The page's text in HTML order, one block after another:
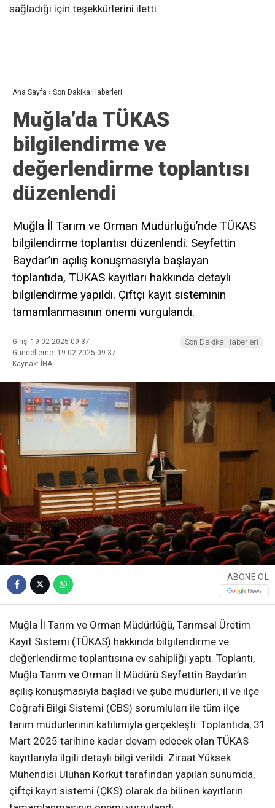
sağladığı için teşekkürlerini iletti.
Ana Sayfa › Son Dakika Haberleri
Muğla’da TÜKAS
bilgilendirme ve
değerlendirme toplantısı
düzenlendi
Muğla İl Tarım ve Orman Müdürlüğü’nde TÜKAS
bilgilendirme toplantısı düzenlendi. Seyfettin
Baydar’ın açılış konuşmasıyla başlayan
toplantıda, TÜKAS kayıtları hakkında detaylı
bilgilendirme yapıldı. Çiftçi kayıt sisteminin
tamamlanmasının önemi vurgulandı.
Giriş: 19-02-2025 09:37
Güncelleme: 19-02-2025 09:37
Kaynak: İHA
Son Dakika Haberleri
ABONE OL
Muğla İl Tarım ve Orman Müdürlüğü, Tarımsal Üretim
Kayıt Sistemi (TÜKAS) hakkında bilgilendirme ve
değerlendirme toplantısına ev sahipliği yaptı. Toplantı,
Muğla Tarım ve Orman İl Müdürü Seyfettin Baydar’ın
açılış konuşmasıyla başladı ve şube müdürleri, il ve ilçe
Coğrafi Bilgi Sistemi (CBS) sorumluları ile tüm ilçe
tarım müdürlerinin katılımıyla gerçekleşti. Toplantıda, 31
Mart 2025 tarihine kadar devam edecek olan TÜKAS
kayıtlarıyla ilgili detaylı bilgi verildi. Ziraat Yüksek
Mühendisi Uluhan Korkut tarafından yapılan sunumda,
çiftçi kayıt sistemi (ÇKS) olarak da bilinen kayıtların